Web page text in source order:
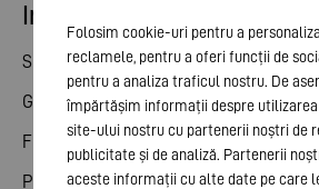
Investor relations
Share
General meeting
Financial calendar
Publications
Folosim cookie-uri pentru a
reclamele, pentru a oferi funcții de
pentru a analiza traficul nostru. De
împărtășim informații despre utilizarea
site-ului nostru cu partenerii noștri de
publicitate și de analiză. Partenerii
aceste informații cu alte date pe care